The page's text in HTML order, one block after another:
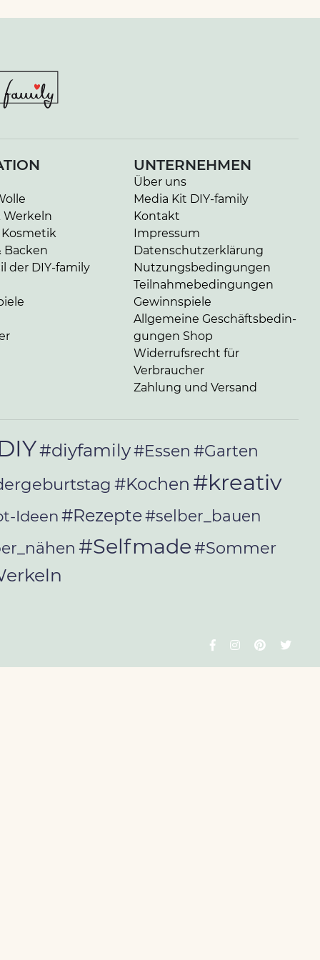
Werkeln
Backen
der DIY-family
UNTERNEHMEN
Über uns
Media Kit DIY-family
Kontakt
Impressum
Da­ten­schutz­er­klä­rung
Nut­zungs­be­din­gun­gen
Teil­nah­me­be­din­gun­gen
Gewinnspiele
Allgemeine Ge­schäfts­be­din­
gun­gen Shop
Widerrufsrecht für
Verbraucher
Zahlung und Versand
#diyfamily#Essen #Garten
#Kochen #kreativ
Ideen #Rezepte#selber_bauen
#Selfmade#Sommer